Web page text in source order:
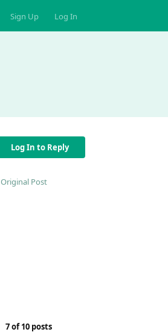
Sign Up Log In
Log In to Reply
Original Post
7of10 posts